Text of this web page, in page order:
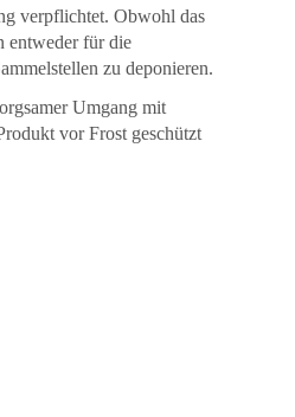
verpflichtet. Obwohl das
entweder für die
zu deponieren.
Umgang mit
vor Frost geschützt